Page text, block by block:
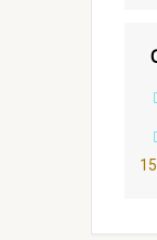
15